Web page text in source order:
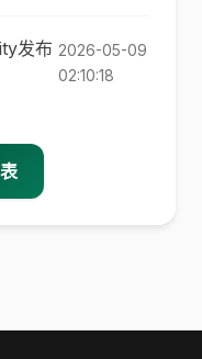
发布 2026-05-09
02:10:18